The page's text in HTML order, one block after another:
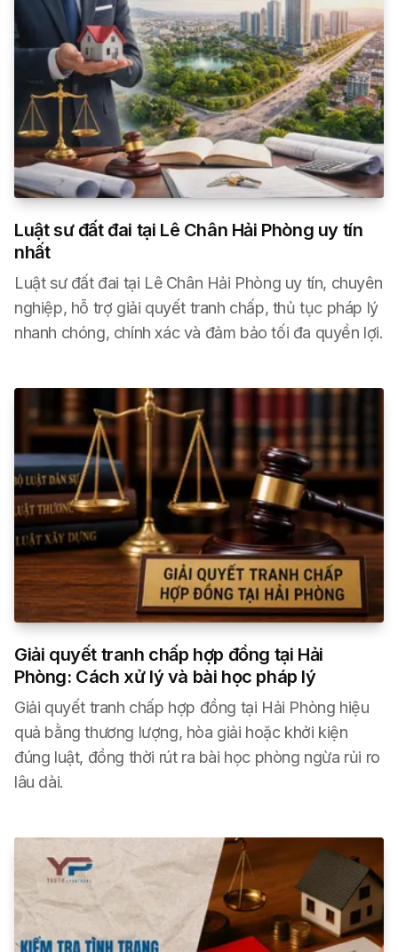
Luật sư đất đai tại Lê Chân Hải Phòng uy tín
nhất
Luật sư đất đai tại Lê Chân Hải Phòng uy tín, chuyên
nghiệp, hỗ trợ giải quyết tranh chấp, thủ tục pháp lý
nhanh chóng, chính xác và đảm bảo tối đa quyền lợi.
Giải quyết tranh chấp hợp đồng tại Hải
Phòng: Cách xử lý và bài học pháp lý
Giải quyết tranh chấp hợp đồng tại Hải Phòng hiệu
quả bằng thương lượng, hòa giải hoặc khởi kiện
đúng luật, đồng thời rút ra bài học phòng ngừa rủi ro
lâu dài.